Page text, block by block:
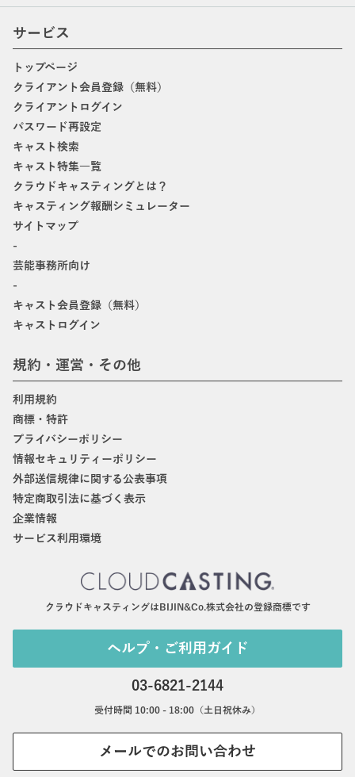
サービス
トップページ
クライアント会員登録（無料）
クライアントログイン
パスワード再設定
キャスト検索
キャスト特集一覧
クラウドキャスティングとは？
キャスティング報酬シミュレーター
サイトマップ
-
芸能事務所向け
-
キャスト会員登録（無料）
キャストログイン
規約・運営・その他
利用規約
商標・特許
プライバシーポリシー
情報セキュリティーポリシー
外部送信規律に関する公表事項
特定商取引法に基づく表示
企業情報
サービス利用環境
クラウドキャスティングはBIJIN&Co.株式会社の登録商標です
ヘルプ・ご利用ガイド
03-6821-2144
受付時間 10:00 - 18:00（土日祝休み）
メールでのお問い合わせ